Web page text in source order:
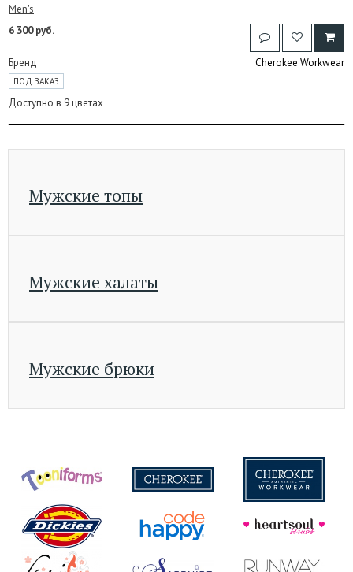
Men's
6 300 руб.
Бренд Cherokee Workwear
ПОД ЗАКАЗ
Доступно в 9 цветах
Мужские топы
Мужские халаты
Мужские брюки